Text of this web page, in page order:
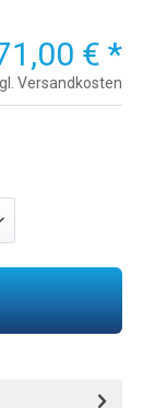
€ *
Versandkosten